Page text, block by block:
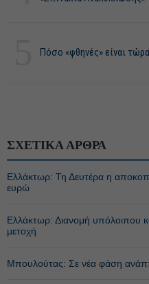
Πόσο «φθηνές» είναι
ΣΧΕΤΙΚΑ ΑΡΘΡΑ
Ελλάκτωρ: Τη Δευτέρα η
ευρώ
Ελλάκτωρ: Διανομή υπόλοιπου
μετοχή
Μπουλούτας: Σε νέα φάση